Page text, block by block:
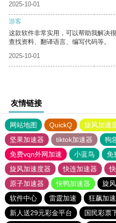
2025-10-01
游客
这款软件非常实用，可以帮助我解决
查找资料、翻译语言、编写代码等。
2025-10-01
友情链接
网站地图 QuickQ 旋风加速
坚果加速器
tiktok加速器
狗
免费vqn外网加速
小蓝鸟
免
旋风加速度器
快连加速器
原子加速器
快鸭加速器 旋
软件中心
雷霆加速 狂飙加
新人送29元彩金平台
国民彩票